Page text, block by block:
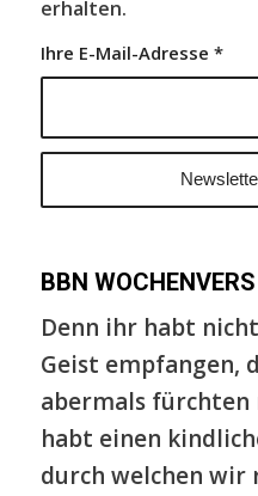
erhalten.
Ihre E-Mail-Adresse *
BBN WOCHENVERS
Denn ihr habt
Geist empfangen,
abermals
habt einen
durch welchen wir